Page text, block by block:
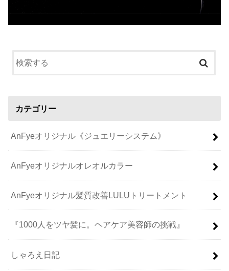
カテゴリー
AnFyeオリジナル《ジュエリーシステム》
AnFyeオリジナルオレオルカラー
AnFyeオリジナル髪質改善LULUトリートメント
『1000人をツヤ髪に。ヘアケア美容師の挑戦』
しゃろえ日記